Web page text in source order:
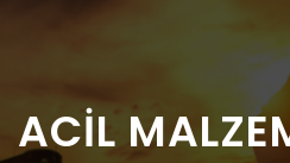
ACİL